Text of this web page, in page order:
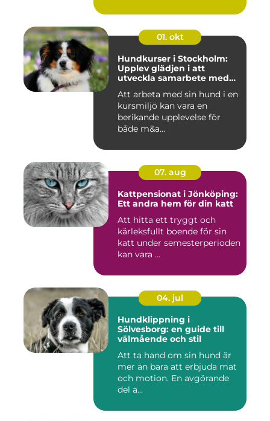
01. okt
Hundkurser i Stockholm:
Upplev glädjen i att
utveckla samarbete med
Att arbeta med sin hund i en
kursmiljö kan vara en
berikande upplevelse för
både m&a...
07. aug
Kattpensionat i Jönköping:
Ett andra hem för din katt
Att hitta ett tryggt och
kärleksfullt boende för sin
katt under semesterperioden
kan vara ...
04. jul
Hundklippning i
Sölvesborg: en guide till
välmående och stil
Att ta hand om sin hund är
mer än bara att erbjuda mat
och motion. En avgörande
del a...